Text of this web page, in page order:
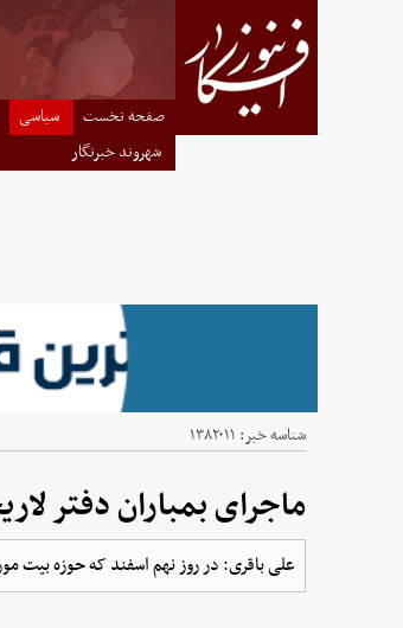
صفحه نخست سیاسی
شهروند خبرنگار
شناسه خبر: ۱۳۸۲۰۱۱
ماجرای بمباران دفتر
علی باقری: در روز نهم اسفند که حوزه بیت